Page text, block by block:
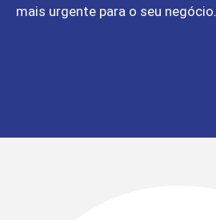
mais urgente para o seu negócio.